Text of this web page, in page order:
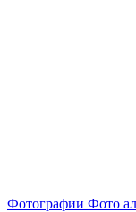
Фотографии Фото